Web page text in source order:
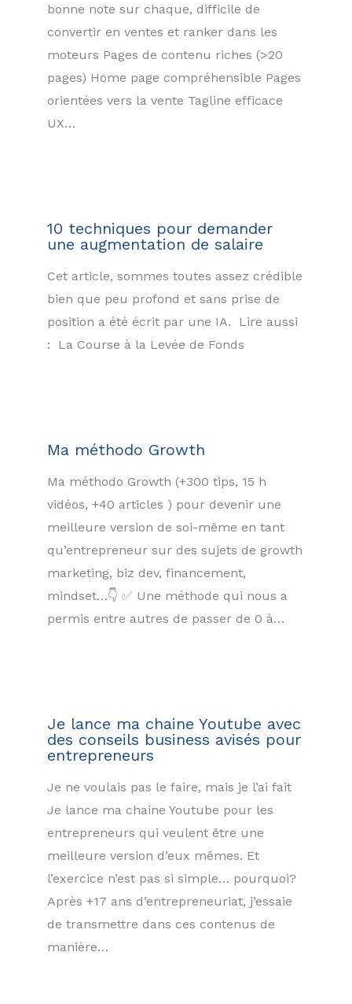
bonne note sur chaque, difficile de
convertir en ventes et ranker dans les
moteurs Pages de contenu riches (>20
pages) Home page compréhensible Pages
orientées vers la vente Tagline efficace
UX…
10 techniques pour demander
une augmentation de salaire
Cet article, sommes toutes assez crédible
bien que peu profond et sans prise de
position a été écrit par une IA. Lire aussi
: La Course à la Levée de Fonds
Ma méthodo Growth
Ma méthodo Growth (+300 tips, 15 h
vidéos, +40 articles ) pour devenir une
meilleure version de soi-même en tant
qu’entrepreneur sur des sujets de growth
marketing, biz dev, financement,
mindset…👇 ✅ Une méthode qui nous a
permis entre autres de passer de 0 à…
Je lance ma chaine Youtube avec
des conseils business avisés pour
entrepreneurs
Je ne voulais pas le faire, mais je l’ai fait
Je lance ma chaine Youtube pour les
entrepreneurs qui veulent être une
meilleure version d’eux mêmes. Et
l’exercice n’est pas si simple… pourquoi?
Après +17 ans d’entrepreneuriat, j’essaie
de transmettre dans ces contenus de
manière…